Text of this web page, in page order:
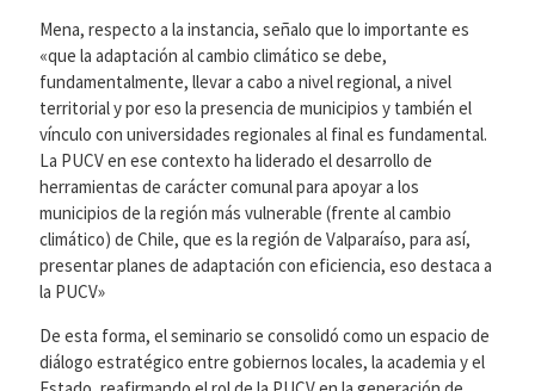
Mena, respecto a la instancia, señalo que lo importante es
«que la adaptación al cambio climático se debe,
fundamentalmente, llevar a cabo a nivel regional, a nivel
territorial y por eso la presencia de municipios y también el
vínculo con universidades regionales al final es fundamental.
La PUCV en ese contexto ha liderado el desarrollo de
herramientas de carácter comunal para apoyar a los
municipios de la región más vulnerable (frente al cambio
climático) de Chile, que es la región de Valparaíso, para así,
presentar planes de adaptación con eficiencia, eso destaca a
la PUCV»
De esta forma, el seminario se consolidó como un espacio de
diálogo estratégico entre gobiernos locales, la academia y el